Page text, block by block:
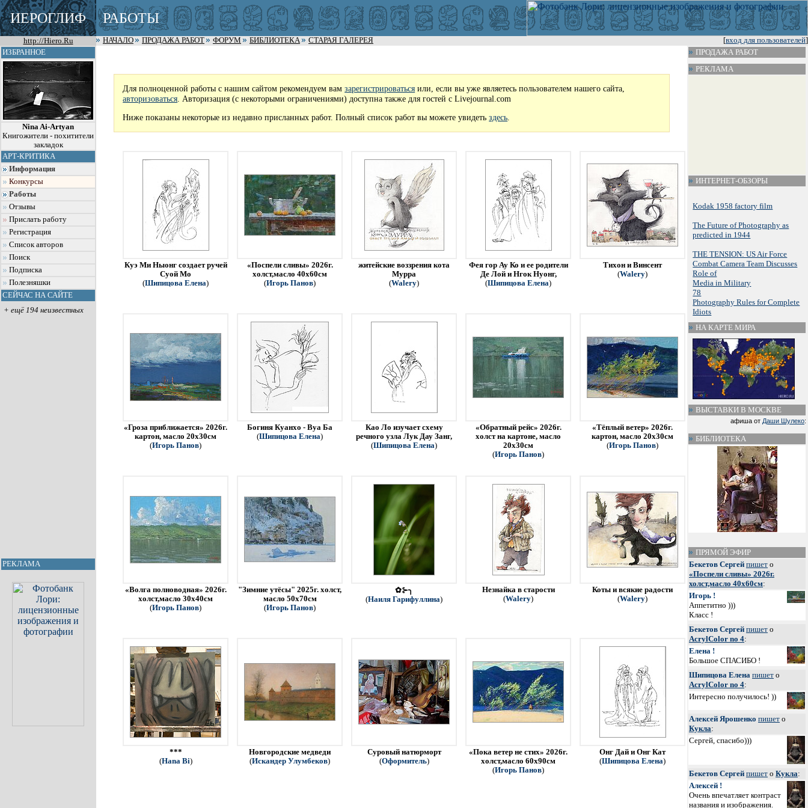
ИЕРОГЛИФ РАБОТЫ
http://Hiero.Ru [вход для пользователей]
НАЧАЛО ПРОДАЖА РАБОТ ФОРУМ БИБЛИОТЕКА
СТАРАЯ ГАЛЕРЕЯ
ИЗБРАННОЕ
Nina Ai-Artyan
Книгожители - похитители
закладок
АРТ-КРИТИКА
Информация
Конкурсы
Работы
Отзывы
Прислать работу
Регистрация
Список авторов
Поиск
Подписка
Полезняшки
СЕЙЧАС НА САЙТЕ
+ ещё 194 неизвестных
РЕКЛАМА
Для полноценной работы с нашим сайтом рекомендуем вамзарегистрироваться или, если вы уже являетесь пользователем нашего сайта,
авторизоваться . Авторизация (с некоторыми ограничениями) доступна также для гостей с Livejournal.com
Ниже показаны некоторые из недавно присланных работ. Полный список работ вы можете увидетьздесь.
Куэ Ми Ныонг создает ручей
Суой Мо
(Шипицова Елена)
«Поспели сливы» 2026г.
холст,масло 40х60см
(Игорь Панов)
житейские воззрения кота
Мурра
(Walery)
Фея гор Ау Ко и ее родители
Де Лой и Нгок Нуонг,
(Шипицова Елена)
Тихон и Винсент
(Walery)
«Гроза приближается» 2026г.
картон, масло 20х30см
(Игорь Панов)
Богиня Куанхо - Вуа Ба
(Шипицова Елена)
Као Ло изучает схему
речного узла Лук Дау Занг,
(Шипицова Елена)
«Обратный рейс» 2026г.
холст на картоне, масло
20х30см
(Игорь Панов)
«Тёплый ветер» 2026г.
картон, масло 20х30см
(Игорь Панов)
«Волга полноводная» 2026г.
холст,масло 30х40см
(Игорь Панов)
"Зимние утёсы" 2025г. холст,
масло 50х70см
(Игорь Панов)
✿⊱╮
(Наиля Гарифуллина)
Незнайка в старости
(Walery)
Коты и всякие радости
(Walery)
***
(Hana Bi)
Новгородские медведи
(Искандер Улумбеков)
Суровый натюрморт
(Оформитель)
«Пока ветер не стих» 2026г.
холст,масло 60х90см
(Игорь Панов)
Онг Дай и Онг Кат
(Шипицова Елена)
ПРОДАЖА РАБОТ
РЕКЛАМА
ИНТЕРНЕТ-ОБЗОРЫ
Kodak 1958 factory film
The Future of Photography as
predicted in 1944
THE TENSION: US Air Force
Combat Camera Team Discusses
Role of
Media in Military
78
Photography Rules for Complete
Idiots
НА КАРТЕ МИРА
ВЫСТАВКИ В МОСКВЕ
афиша от Даши Шулеко:
БИБЛИОТЕКА
ПРЯМОЙ ЭФИР
Бекетов Сергей пишет о
«Поспели сливы» 2026г.
холст,масло 40х60см:
Игорь !
Аппетитно )))
Класс !
Бекетов Сергей пишет о
AcrylColor no 4:
Елена !
Большое СПАСИБО !
Шипицова Елена пишет о
AcrylColor no 4:
Интересно получилось! ))
Алексей Ярошенко пишет о
Кукла:
Сергей, спасибо)))
Бекетов Сергей пишет о Кукла:
Алексей !
Очень впечатляет контраст
названия и изображения.